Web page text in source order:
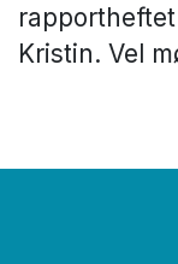
Kristin. Vel